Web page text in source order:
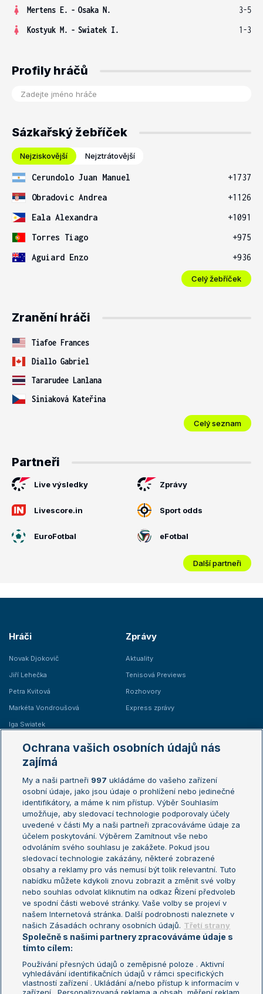
Mertens E. - Osaka N.
3-5
Kostyuk M. - Swiatek I. 1-3
Profily hráčů
Sázkařský žebříček
Nejziskovější Nejztrátovější
Cerundolo Juan Manuel
+1737
Obradovic Andrea
+1126
Eala Alexandra
+1091
Torres Tiago
+975
Aguiard Enzo
+936
Celý žebříček
Zranění hráči
Tiafoe Frances
Diallo Gabriel
Tararudee Lanlana
Siniaková Kateřina
Celý seznam
Partneři
Live výsledky Zprávy
Livescore.in Sport odds
EuroFotbal eFotbal
Další partneři
Hráči
Novak Djokovič
Jiří Lehečka
Petra Kvitová
Markéta Vondroušová
Iga Swiatek
Zprávy
Aktuality
Tenisová Previews
Rozhovory
Express zprávy
Žebříčky
Žebříček ATP (muži)
Žebříček WTA (ženy)
Sázkařský žebříček
Australian Open
French Open
Wimbledon
US Open
Turnaj mistrů
Turnaj mistryň
Aktualní trendy
Fotbalové přestupy
Livesport Daily
LS Prague Open
Podmínky užití
Nastavení soukromí
Ochrana vašich osobních údajů nás
zajímá
My a naši partneři 997 ukládáme do vašeho zařízení
osobní údaje, jako jsou údaje o prohlížení nebo jedinečné
identifikátory, a máme k nim přístup. Výběr Souhlasím
umožňuje, aby sledovací technologie podporovaly účely
uvedené v části My a naši partneři zpracováváme údaje za
účelem poskytování. Výběrem Zamítnout vše nebo
odvoláním svého souhlasu je zakážete. Pokud jsou
sledovací technologie zakázány, některé zobrazené
obsahy a reklamy pro vás nemusí být tolik relevantní. Tuto
nabídku můžete kdykoli znovu zobrazit a změnit své volby
nebo souhlas odvolat kliknutím na odkaz Řízení předvoleb
ve spodní části webové stránky. Vaše volby se projeví v
našem Internetová stránka. Další podrobnosti naleznete v
našich Zásadách ochrany osobních údajů. Třetí strany
Společně s našimi partnery zpracováváme údaje s
tímto cílem:
Používání přesných údajů o zeměpisné poloze . Aktivní
vyhledávání identifikačních údajů v rámci specifických
vlastností zařízení . Ukládání a/nebo přístup k informacím v